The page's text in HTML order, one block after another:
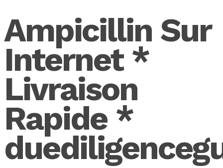
enter
Ampicillin Sur
Internet *
Livraison
Rapide *